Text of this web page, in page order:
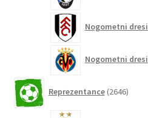
Nogometni
Nogometni
Reprezentance 2646